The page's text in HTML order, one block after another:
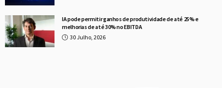
IA pode permitir ganhos de produtividade de até 25% e
melhorias de até 30% no EBITDA
30 Julho, 2026